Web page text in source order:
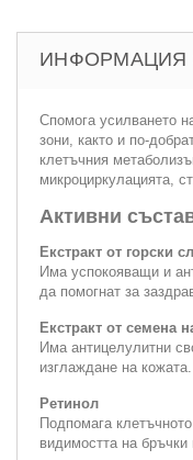
ИНФОРМАЦИЯ
Спомога усилването
зони, както и по-
клетъчния
микроциркулацията,
Активни
Екстракт от горски
Има успокояващи и
да помогнат за
Екстракт от семена
Има антицелулитни
изглаждане на кожата.
Ретинол
Подпомага
видимостта на